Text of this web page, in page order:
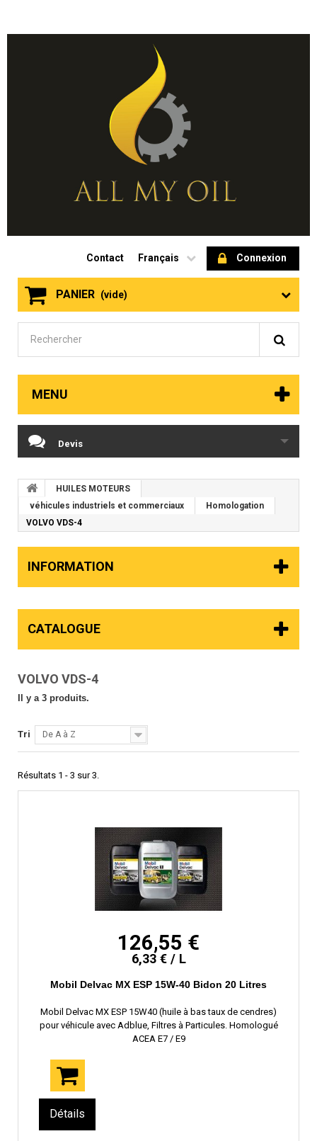
Connexion
Français
Contact
PANIER (vide)
MENU
Devis
HUILES MOTEURS
véhicules industriels et commerciaux
Homologation
VOLVO VDS-4
INFORMATION
CATALOGUE
VOLVO VDS-4
Il y a 3 produits.
Tri De A à Z
Résultats 1 - 3 sur 3.
126,55 €
6,33 € / L
Mobil Delvac MX ESP 15W-40 Bidon 20 Litres
Mobil Delvac MX ESP 15W40 (huile à bas taux de cendres)
pour véhicule avec Adblue, Filtres à Particules. Homologué
ACEA E7 / E9
Détails